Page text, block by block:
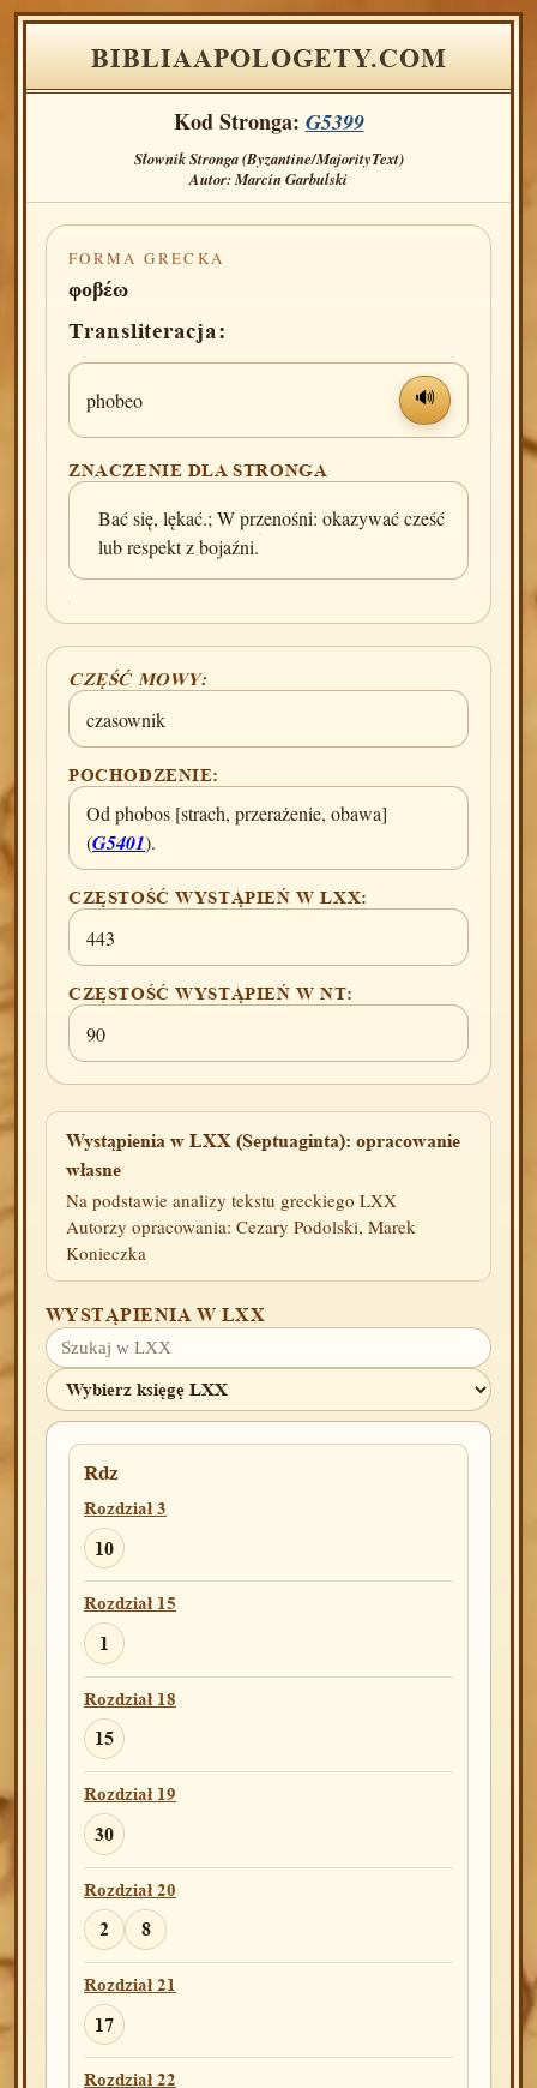
BIBLIAAPOLOGETY.COM
Kod Stronga: G5399
Słownik Stronga (Byzantine/MajorityText)
Autor: Marcin Garbulski
FORMA GRECKA
φοβέω
Transliteracja:
phobeo 🔊
ZNACZENIE DLA STRONGA
Bać się, lękać.; W przenośni: okazywać cześć
lub respekt z bojaźni.
CZĘŚĆ MOWY:
czasownik
POCHODZENIE:
Od phobos [strach, przerażenie, obawa]
(G5401).
CZĘSTOŚĆ WYSTĄPIEŃ W LXX:
443
CZĘSTOŚĆ WYSTĄPIEŃ W NT:
90
Wystąpienia w LXX (Septuaginta): opracowanie
własne
Na podstawie analizy tekstu greckiego LXX
Autorzy opracowania: Cezary Podolski, Marek
Konieczka
WYSTĄPIENIA W LXX
Rdz
Rozdział 3
10
Rozdział 15
1
Rozdział 18
15
Rozdział 19
30
Rozdział 20
2 8
Rozdział 21
17
Rozdział 22